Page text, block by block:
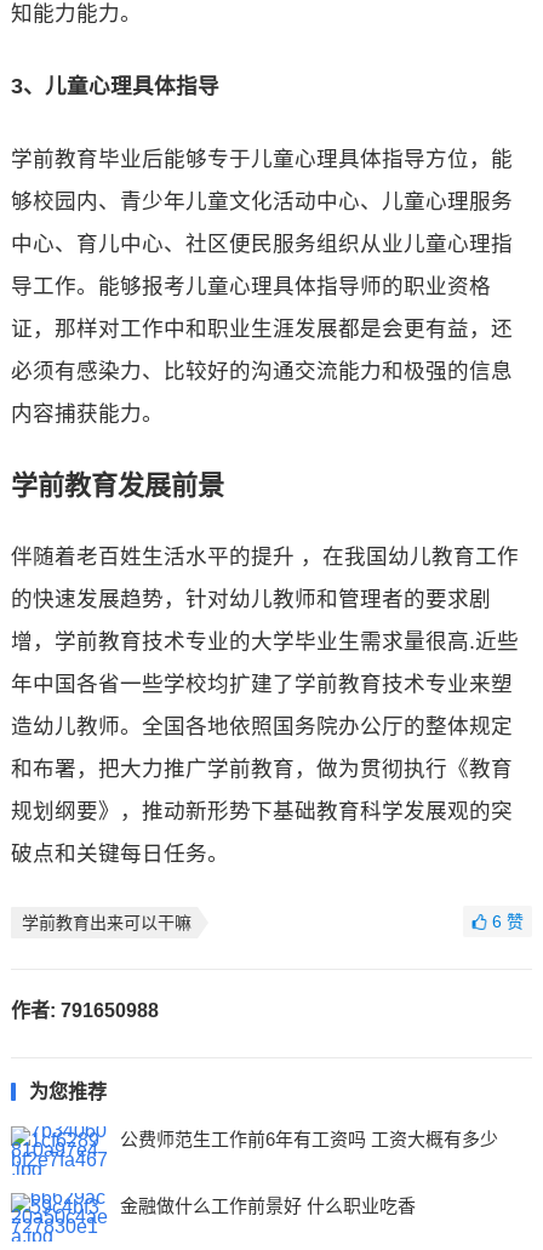
知能力能力。
3、儿童心理具体指导
学前教育毕业后能够专于儿童心理具体指导方位，能
够校园内、青少年儿童文化活动中心、儿童心理服务
中心、育儿中心、社区便民服务组织从业儿童心理指
导工作。能够报考儿童心理具体指导师的职业资格
证，那样对工作中和职业生涯发展都是会更有益，还
必须有感染力、比较好的沟通交流能力和极强的信息
内容捕获能力。
学前教育发展前景
伴随着老百姓生活水平的提升 ，在我国幼儿教育工作
的快速发展趋势，针对幼儿教师和管理者的要求剧
增，学前教育技术专业的大学毕业生需求量很高.近些
年中国各省一些学校均扩建了学前教育技术专业来塑
造幼儿教师。全国各地依照国务院办公厅的整体规定
和布署，把大力推广学前教育，做为贯彻执行《教育
规划纲要》，推动新形势下基础教育科学发展观的突
破点和关键每日任务。
学前教育出来可以干嘛 6赞
作者: 791650988
为您推荐
公费师范生工作前6年有工资吗 工资大概有多少
金融做什么工作前景好 什么职业吃香